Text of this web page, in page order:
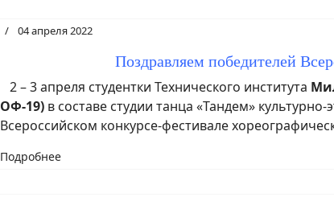
04 апреля 2022
Поздравляем победителей
2 – 3 апреля студентки Технического института
ОФ-19) в составе студии танца «Тандем»
Всероссийском конкурсе-фестивале
Подробнее